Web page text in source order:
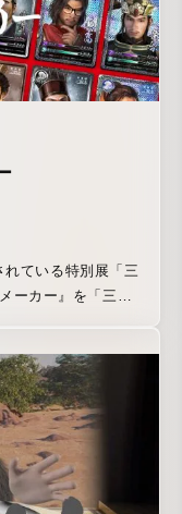
AAB94mvxB
ミーティング以外
ている特別展「三
ーカー』を「三国
将ビジュアルと合
た架空の武将が誕生
締結40周年記
年7月9日(火)~9
月1日(火)~2020年